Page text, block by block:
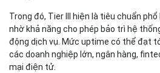
nhờ khả năng cho phép bảo trì hệ
động dịch vụ. Mức uptime có thể đạt
các doanh nghiệp lớn, ngân hàng,
mại điện tử.